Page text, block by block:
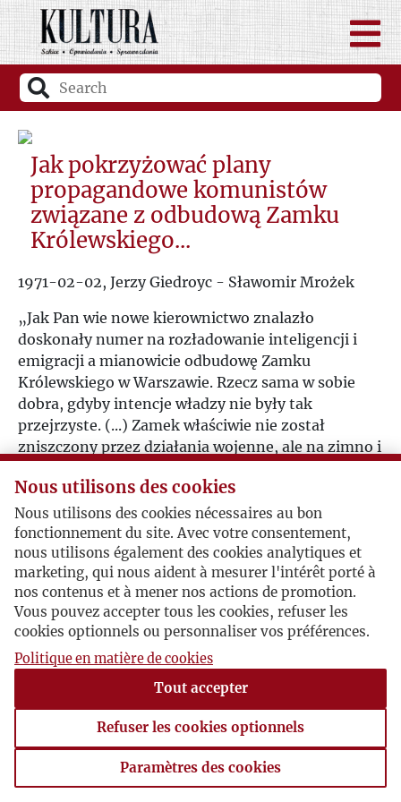
Jak pokrzyżować plany
propagandowe komunistów
związane z odbudową Zamku
Królewskiego...
1971-02-02, Jerzy Giedroyc - Sławomir Mrożek
„Jak Pan wie nowe kierownictwo znalazło
doskonały numer na rozładowanie inteligencji i
emigracji a mianowicie odbudowę Zamku
Królewskiego w Warszawie. Rzecz sama w sobie
dobra, gdyby intencje władzy nie były tak
przejrzyste. (...) Zamek właściwie nie został
zniszczony przez działania wojenne, ale na zimno i
Byłoby rzeczą więc słuszną, by Niemcy go
odbudowali”.
Nous utilisons des cookies
Nous utilisons des cookies nécessaires au bon
fonctionnement du site. Avec votre consentement,
nous utilisons également des cookies analytiques et
marketing, qui nous aident à mesurer l'intérêt porté à
nos contenus et à mener nos actions de promotion.
Vous pouvez accepter tous les cookies, refuser les
cookies optionnels ou personnaliser vos préférences.
Politique en matière de cookies
Tout accepter
Refuser les cookies optionnels
Paramètres des cookies
Paramètres des cookies